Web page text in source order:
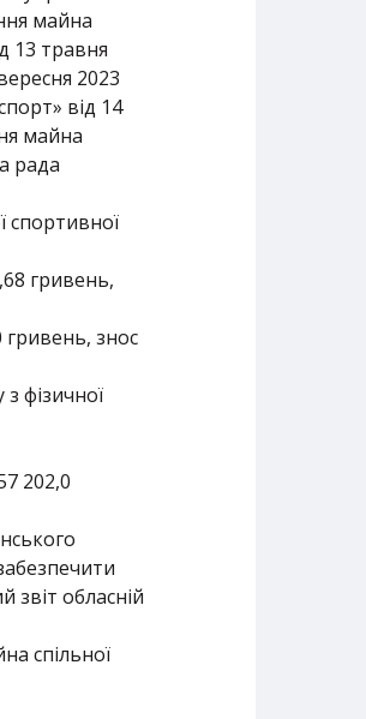
майна
13 травня
2023
від 14
майна
рада
спортивної
гривень,
знос
фізичної
202,0
звіт обласній
спільної